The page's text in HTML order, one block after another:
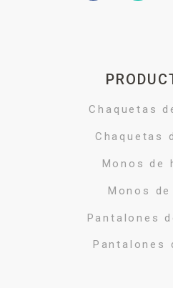
Chaquetas
Chaquetas
Monos de
Monos
Pantalones
Pantalones